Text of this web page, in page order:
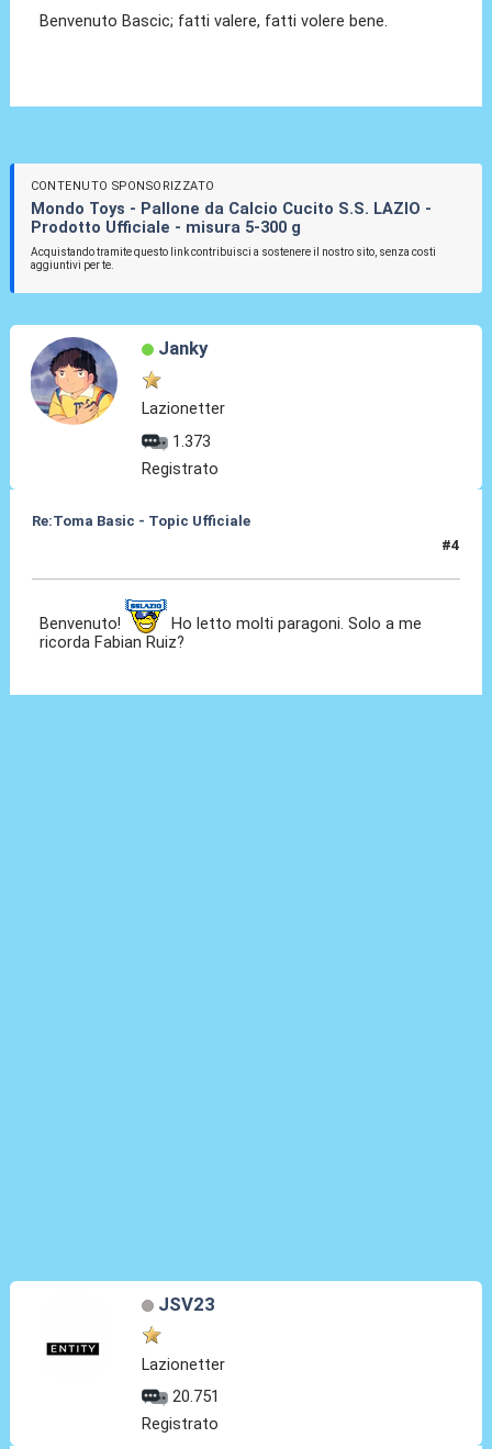
Benvenuto Bascic; fatti valere, fatti volere bene.
CONTENUTO SPONSORIZZATO
Mondo Toys - Pallone da Calcio Cucito S.S. LAZIO -
Prodotto Ufficiale - misura 5-300 g
Acquistando tramite questo link contribuisci a sostenere il nostro sito, senza costi
aggiuntivi per te.
Janky
Lazionetter
1.373
Registrato
Re:Toma Basic - Topic Ufficiale
#4
Benvenuto!
Ho letto molti paragoni. Solo a me
ricorda Fabian Ruiz?
JSV23
Lazionetter
20.751
Registrato